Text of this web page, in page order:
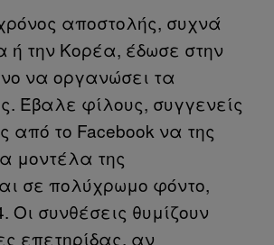
αποστολής, συχνά
ή την Κορέα, έδωσε στην
να οργανώσει τα
Έβαλε φίλους, συγγενείς
από το Facebook να της
μοντέλα της
σε πολύχρωμο φόντο,
Οι συνθέσεις θυμίζουν
επετηρίδας, αν